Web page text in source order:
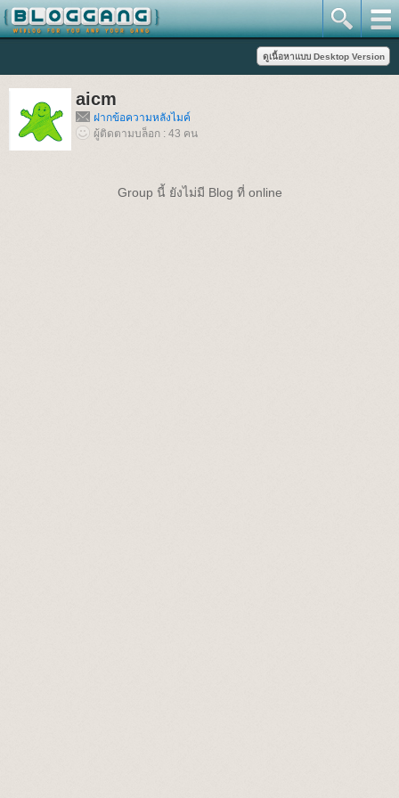
aicm
ฝากข้อความหลังไมค์
ผู้ติดตามบล็อก : 43 คน
Group นี้ ยังไม่มี Blog ที่ online